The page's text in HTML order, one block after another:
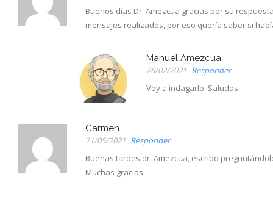
Buenos días Dr. Amezcua gracias por su
mensajes realizados, por eso quería saber si
Manuel Amezcua
26/02/2021 Responder
Voy a indagarlo. Saludos
Carmen
21/05/2021 Responder
Buenas tardes dr. Amezcua, escribo
Muchas gracias.